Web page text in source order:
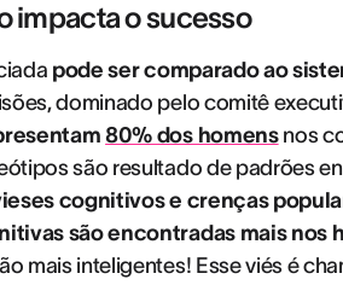
impacta o sucesso
pode ser comparado ao
dominado pelo comitê
80% dos homensnos
são resultado de padrões
cognitivos e crenças
são encontradas mais nos
mais inteligentes! Esse viés é